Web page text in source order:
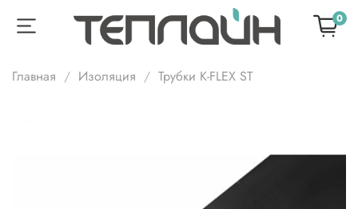
0
Главная Изоляция Трубки K-FLEX ST